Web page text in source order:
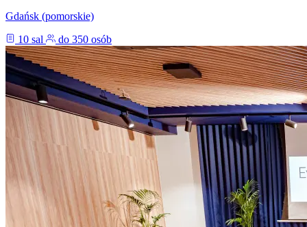
Gdańsk (pomorskie)
10 sal
do 350 osób